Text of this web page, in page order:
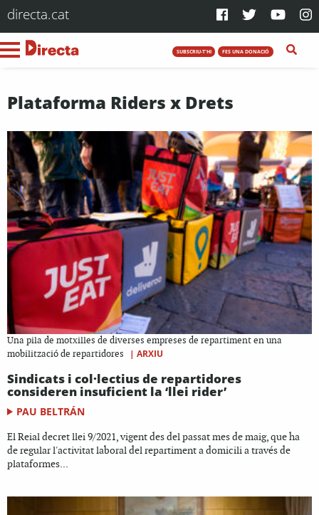
directa.cat
SUBSCRIU-T'HI FES UNA DONACIÓ
Plataforma Riders x Drets
Una pila de motxilles de diverses empreses de repartiment en una
mobilització de repartidores
| ARXIU
Sindicats i col·lectius de repartidores
consideren insuficient la ‘llei rider’
PAU BELTRÁN
El Reial decret llei 9/2021, vigent des del passat mes de maig, que ha
de regular l'activitat laboral del repartiment a domicili a través de
plataformes...